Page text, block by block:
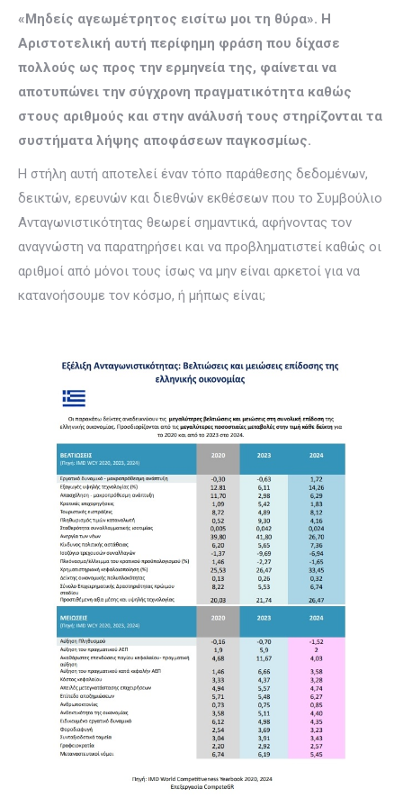
«Μηδείς αγεωμέτρητος εισίτω μοι τη θύρα». H
Αριστοτελική αυτή περίφημη φράση που δίχασε
πολλούς ως προς την ερμηνεία της, φαίνεται να
αποτυπώνει την σύγχρονη πραγματικότητα καθώς
στους αριθμούς και στην ανάλυσή τους στηρίζονται τα
συστήματα λήψης αποφάσεων παγκοσμίως.
Η στήλη αυτή αποτελεί έναν τόπο παράθεσης δεδομένων,
δεικτών, ερευνών και διεθνών εκθέσεων που το Συμβούλιο
Ανταγωνιστικότητας θεωρεί σημαντικά, αφήνοντας τον
αναγνώστη να παρατηρήσει και να προβληματιστεί καθώς οι
αριθμοί από μόνοι τους ίσως να μην είναι αρκετοί για να
κατανοήσουμε τον κόσμο, ή μήπως είναι;